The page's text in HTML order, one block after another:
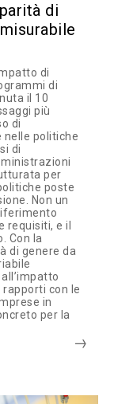
di
di
di
il 10
più
di
nelle politiche
di
per
poste
Non un
requisiti, e il
Con la
di genere da
con le
in
per la